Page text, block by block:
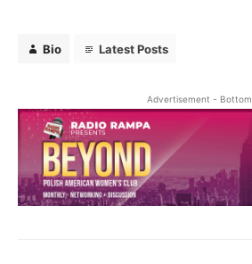
Bio Latest Posts
Advertisement - Bottom